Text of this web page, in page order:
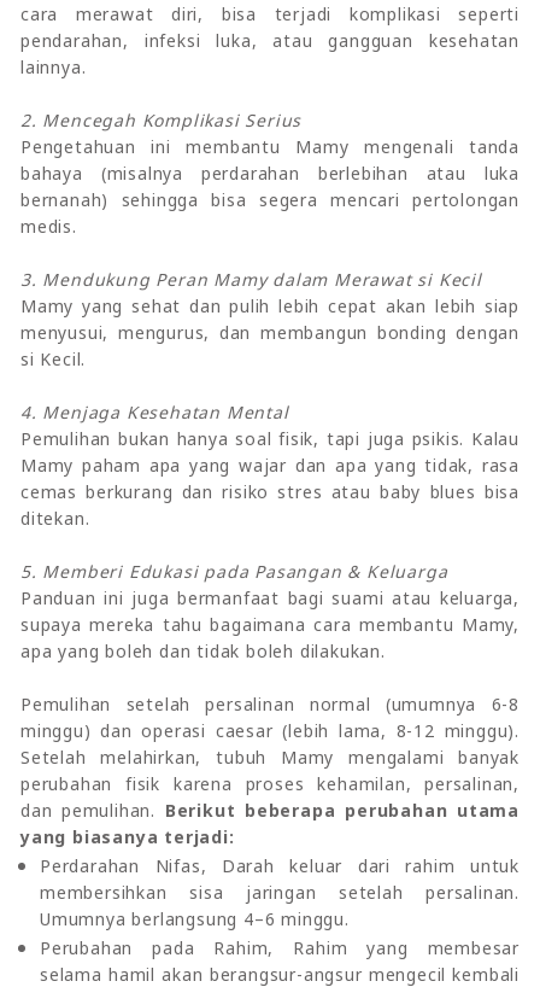
cara merawat diri, bisa terjadi komplikasi seperti
pendarahan, infeksi luka, atau gangguan kesehatan
lainnya.
2. Mencegah Komplikasi Serius
Pengetahuan ini membantu Mamy mengenali tanda
bahaya (misalnya perdarahan berlebihan atau luka
bernanah) sehingga bisa segera mencari pertolongan
medis.
3. Mendukung Peran Mamy dalam Merawat si Kecil
Mamy yang sehat dan pulih lebih cepat akan lebih siap
menyusui, mengurus, dan membangun bonding dengan
si Kecil.
4. Menjaga Kesehatan Mental
Pemulihan bukan hanya soal fisik, tapi juga psikis. Kalau
Mamy paham apa yang wajar dan apa yang tidak, rasa
cemas berkurang dan risiko stres atau baby blues bisa
ditekan.
5. Memberi Edukasi pada Pasangan & Keluarga
Panduan ini juga bermanfaat bagi suami atau keluarga,
supaya mereka tahu bagaimana cara membantu Mamy,
apa yang boleh dan tidak boleh dilakukan.
Pemulihan setelah persalinan normal (umumnya 6-8
minggu) dan operasi caesar (lebih lama, 8-12 minggu).
Setelah melahirkan, tubuh Mamy mengalami banyak
perubahan fisik karena proses kehamilan, persalinan,
dan pemulihan. Berikut beberapa perubahan utama
yang biasanya terjadi:
Perdarahan Nifas, Darah keluar dari rahim untuk
membersihkan sisa jaringan setelah persalinan.
Umumnya berlangsung 4–6 minggu.
Perubahan pada Rahim, Rahim yang membesar
selama hamil akan berangsur-angsur mengecil kembali